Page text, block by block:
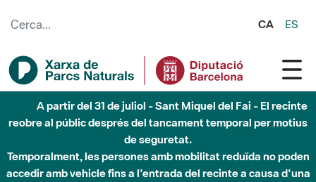
CA ES
A partir del 31 de juliol - Sant Miquel del Fai - El recinte
reobre al públic després del tancament temporal per motius
de seguretat.
Temporalment, les persones amb mobilitat reduïda no poden
accedir amb vehicle fins a l'entrada del recinte a causa d'una